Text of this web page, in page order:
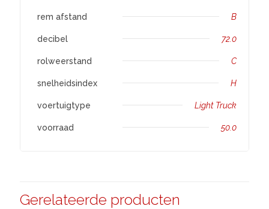
rem afstand B
decibel 72.0
rolweerstand C
snelheidsindex H
voertuigtype Light Truck
voorraad 50.0
Gerelateerde producten